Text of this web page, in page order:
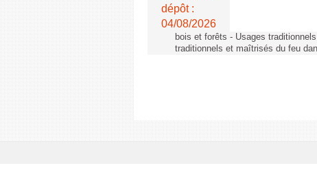
dépôt :
04/08/2026
bois et forêts - Usages
traditionnels et maîtrisés du feu